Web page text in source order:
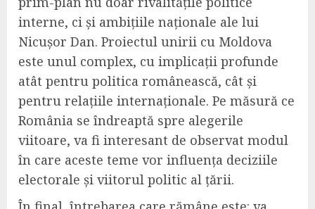
interne, ci și ambițiile naționale ale lui
Nicușor Dan. Proiectul unirii cu Moldova
este unul complex, cu implicații profunde
atât pentru politica românească, cât și
pentru relațiile internaționale. Pe măsură ce
România se îndreaptă spre alegerile
viitoare, va fi interesant de observat modul
în care aceste teme vor influența deciziile
electorale și viitorul politic al țării.